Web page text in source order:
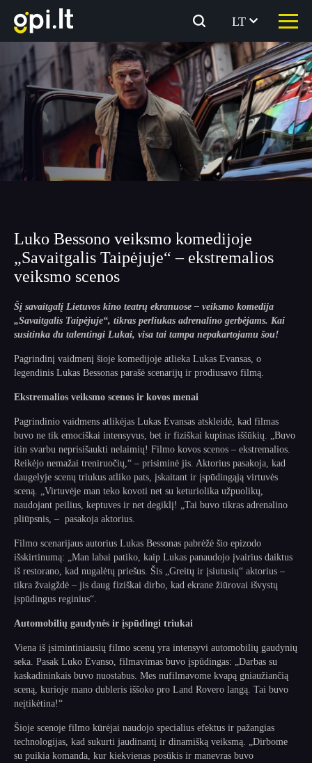
prie
turinio
LT
Luko Bessono veiksmo komedijoje
„Savaitgalis Taipėjuje“ – ekstremalios
veiksmo scenos
Šį savaitgalį Lietuvos kino teatrų ekranuose – veiksmo komedija
„Savaitgalis Taipėjuje“, tikras perliukas adrenalino gerbėjams. Kai
susitinka du talentingi Lukai, visa tai tampa nepakartojamu šou!
Pagrindinį vaidmenį šioje komedijoje atlieka Lukas Evansas, o
legendinis Lukas Bessonas parašė scenarijų ir prodiusavo filmą.
Ekstremalios veiksmo scenos ir kovos menai
Pagrindinio vaidmens atlikėjas Lukas Evansas atskleidė, kad filmas
buvo ne tik emociškai intensyvus, bet ir fiziškai kupinas iššūkių. „Buvo
itin svarbu neprisišaukti nelaimių! Filmo kovos scenos – ekstremalios.
Reikėjo nemažai treniruočių,“ – prisiminė jis. Aktorius pasakoja, kad
daugelyje scenų triukus atliko pats, įskaitant ir įspūdingąją virtuvės
sceną. „Virtuvėje man teko kovoti net su keturiolika užpuolikų,
naudojant peilius, keptuves ir net degiklį! „Tai buvo tikras adrenalino
pliūpsnis, – pasakoja aktorius.
Filmo scenarijaus autorius Lukas Bessonas pabrėžė šio epizodo
išskirtinumą: „Man labai patiko, kaip Lukas panaudojo įvairius daiktus
iš restorano, kad nugalėtų priešus. Šis „Greitų ir įsiutusių“ aktorius –
tikra žvaigždė – jis daug fiziškai dirbo, kad ekrane žiūrovai išvystų
įspūdingus reginius“.
Automobilių gaudynės ir įspūdingi triukai
Viena iš įsimintiniausių filmo scenų yra intensyvi automobilių gaudynių
seka. Pasak Luko Evanso, filmavimas buvo įspūdingas: „Darbas su
kaskadininkais buvo nuostabus. Mes nufilmavome kvapą gniaužiančią
sceną, kurioje mano dubleris iššoko pro Land Rovero langą. Tai buvo
neįtikėtina!“
Šioje scenoje filmo kūrėjai naudojo specialius efektus ir pažangias
technologijas, kad sukurti jaudinantį ir dinamišką veiksmą. „Dirbome
su puikia komanda, kur kiekvienas posūkis ir manevras buvo